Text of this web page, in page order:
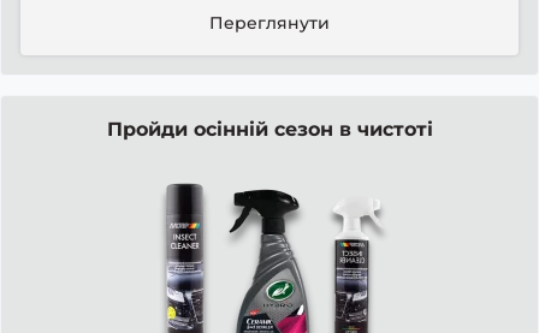
Переглянути
Пройди осінній сезон в чистоті